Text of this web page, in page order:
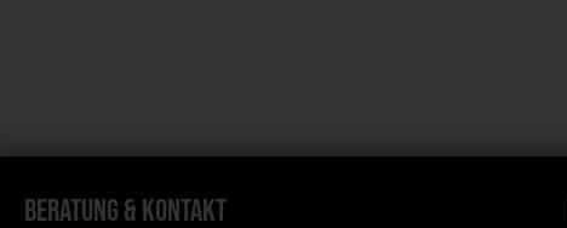
Beratung & Kontakt